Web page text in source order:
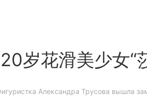
岁花滑美少女“
Александра Трусова вышла